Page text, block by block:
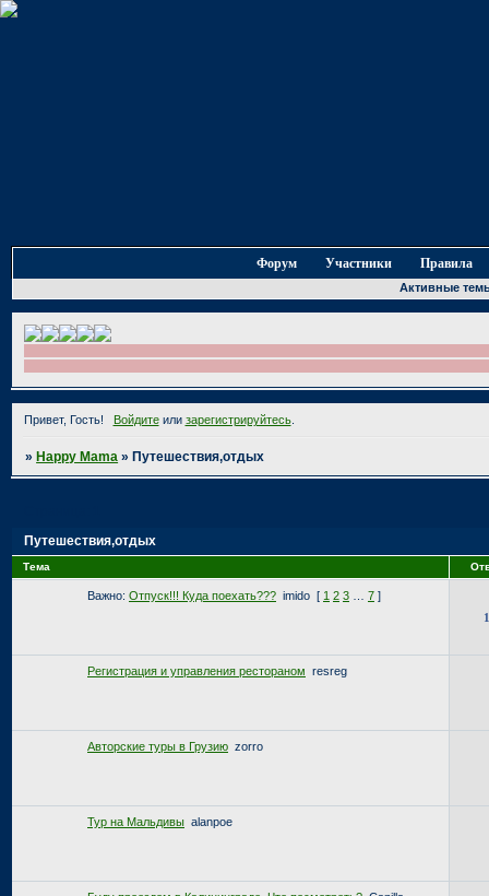
Форум Участники Правила
Активные
Привет, Гость! Войдитеили зарегистрируйтесь.
»Happy Mama »Путешествия,отдых
Путешествия,отдых
Тема
Важно: Отпуск!!! Куда поехать??? imido [ 1 2 3 7 ]
Регистрация и управления рестораном resreg
Авторские туры в Грузию zorro
Тур на Мальдивы alanpoe